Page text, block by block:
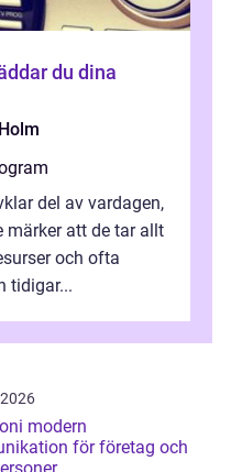
del av vardagen,
märker att de tar allt
och ofta
tidigar...
för företag och